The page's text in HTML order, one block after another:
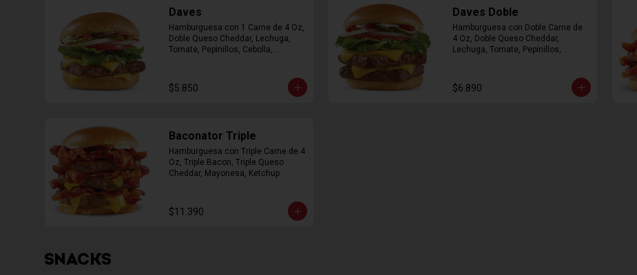
Daves
Hamburguesa con 1 Carne de 4 Oz,
Doble Queso Cheddar, Lechuga,
Tomate, Pepinillos, Cebolla,
$5.850
Daves Doble
Hamburguesa con Doble Carne de
4 Oz, Doble Queso Cheddar,
Lechuga, Tomate, Pepinillos,
$6.890
Baconator Triple
Hamburguesa con Triple Carne de 4
Oz, Triple Bacon, Triple Queso
Cheddar, Mayonesa, Ketchup
$11.390
SNACKS